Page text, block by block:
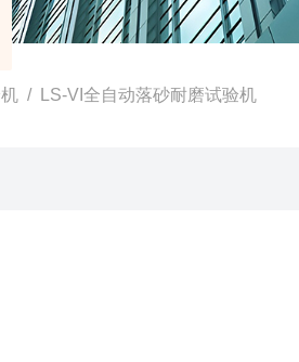
/ LS-VI全自动落砂耐磨试验机